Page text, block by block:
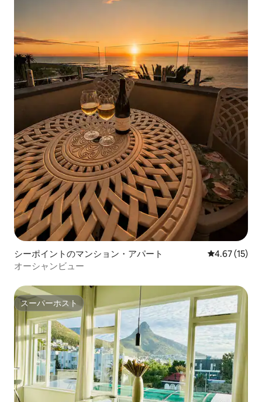
シーポイントのマンション・アパート レビュー15
4.67 (15)
オーシャンビュー
スーパーホスト
スーパーホスト